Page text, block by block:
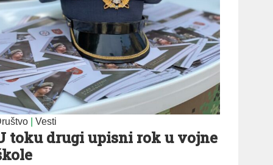
Vesti
toku drugi upisni rok u vojne